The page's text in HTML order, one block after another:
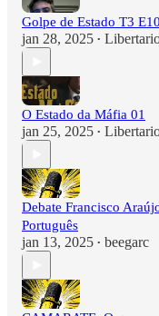
Golpe de Estado T3
jan 28, 2025 •
O Estado da Máfia 01
jan 25, 2025 •
Debate Francisco
Português
jan 13, 2025 • beegarc